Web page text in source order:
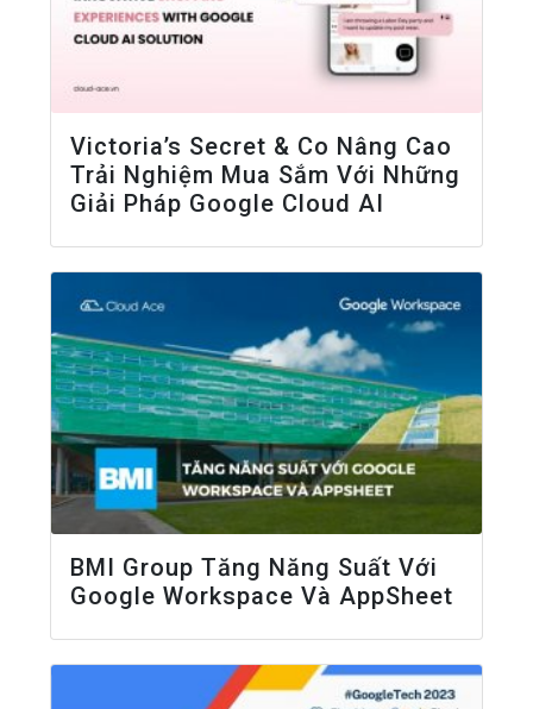
Victoria’s Secret & Co Nâng Cao
Trải Nghiệm Mua Sắm Với Những
Giải Pháp Google Cloud AI
BMI Group Tăng Năng Suất Với
Google Workspace Và AppSheet